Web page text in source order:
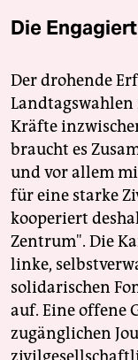
Die
Der drohende
Kräfte
braucht es
und vor allem
für eine starke
kooperiert
Zentrum". Die
linke,
solidarischen
auf. Eine offene
zugänglichen